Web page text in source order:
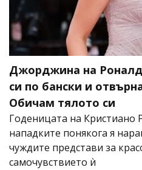
Джорджина на
си по бански и
Обичам тялото си
Годеницата на Кристиано
нападките понякога я
чуждите представи за
самочувствието ѝ